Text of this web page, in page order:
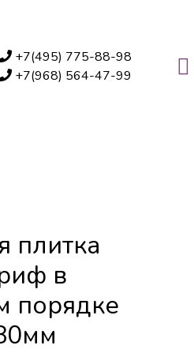
+7(495) 775-88-98
+7(968) 564-47-99
плитка
в
порядке